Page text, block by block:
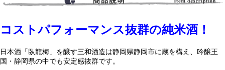
コストパフォーマンス抜群の純米酒！
日本酒「臥龍梅」を醸す三和酒造は静岡県静岡市に蔵を構え、吟醸王
国・静岡県の中でも安定感抜群です。